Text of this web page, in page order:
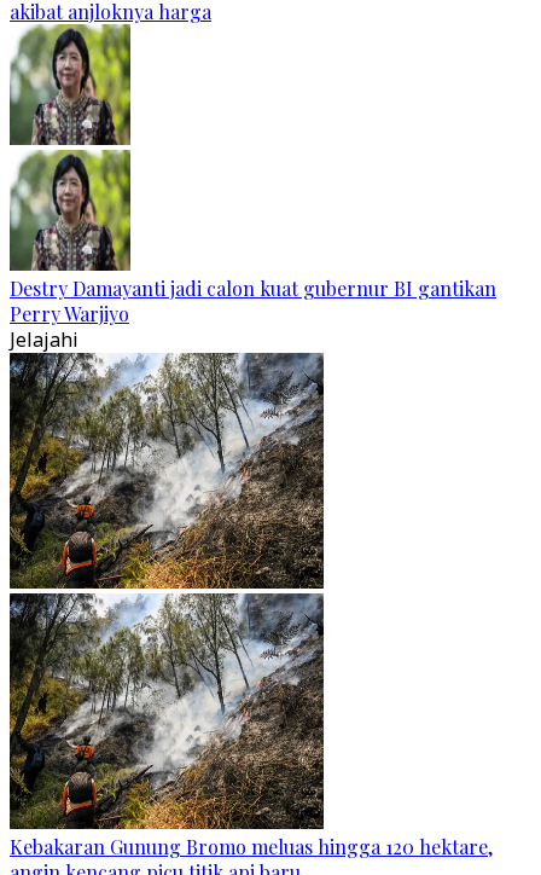
akibat anjloknya harga
Destry Damayanti jadi calon kuat gubernur BI gantikan
Perry Warjiyo
Jelajahi
Kebakaran Gunung Bromo meluas hingga 120 hektare,